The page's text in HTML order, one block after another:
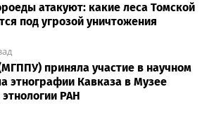
атакуют: какие леса Томской
под угрозой уничтожения
приняла участие в научном
этнографии Кавказа в Музее
РАН